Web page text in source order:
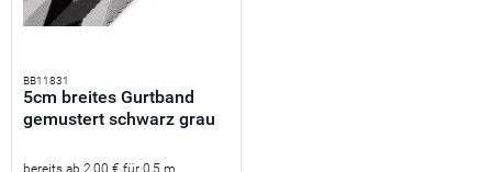
BB11831
5cm breites Gurtband
gemustert schwarz grau